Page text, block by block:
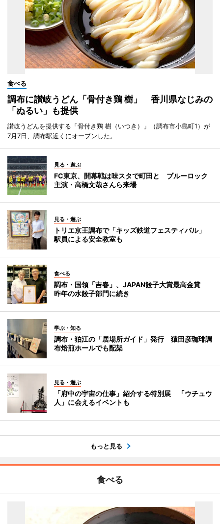
食べる
調布に讃岐うどん「骨付き鶏 樹」 香川県なじみの
「ぬるい」も提供
讃岐うどんを提供する「骨付き鶏 樹（いつき）」（調布市小島町1）が
7月7日、調布駅近くにオープンした。
見る・遊ぶ
FC東京、開幕戦は味スタで町田と ブルーロック
主演・高橋文哉さんら来場
見る・遊ぶ
トリエ京王調布で「キッズ鉄道フェスティバル」
駅員による安全教室も
食べる
調布・国領「吉春」、JAPAN餃子大賞最高金賞
昨年の水餃子部門に続き
学ぶ・知る
調布・狛江の「居場所ガイド」発行 猿田彦珈琲調
布焙煎ホールでも配架
見る・遊ぶ
「府中の宇宙の仕事」紹介する特別展 「ウチュウ
人」に会えるイベントも
もっと見る
食べる